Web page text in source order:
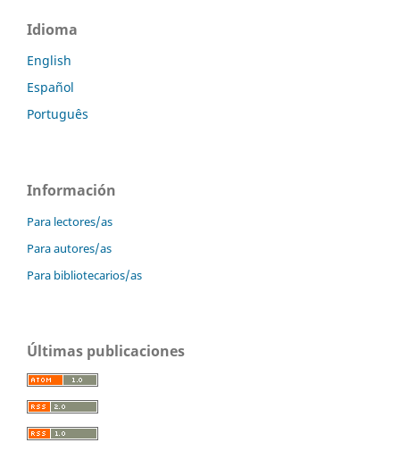
Idioma
English
Español
Português
Información
Para lectores/as
Para autores/as
Para bibliotecarios/as
Últimas publicaciones